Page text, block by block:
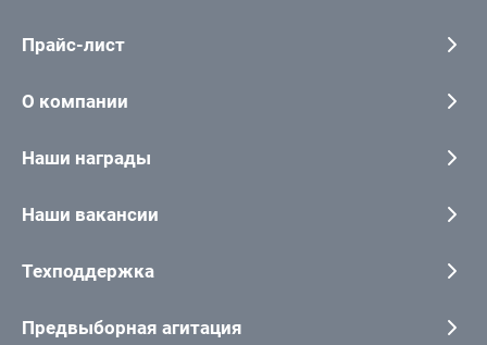
Прайс-лист
О компании
Наши награды
Наши вакансии
Техподдержка
Предвыборная агитация